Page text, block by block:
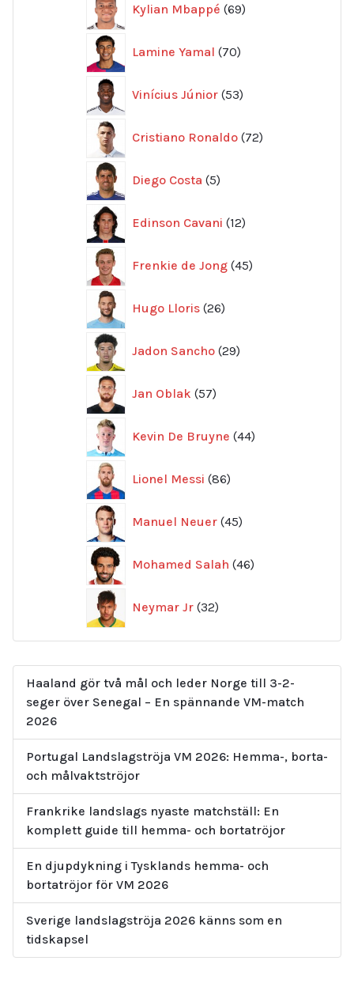
Kylian Mbappé 69
produkter
Lamine Yamal 70
produkter
Vinícius Júnior 53
produkter
Cristiano Ronaldo 72
produkter
Diego Costa 5
produkter
Edinson Cavani 12
produkter
Frenkie de Jong 45
produkter
Hugo Lloris 26
produkter
Jadon Sancho 29
produkter
Jan Oblak 57
produkter
Kevin De Bruyne 44
produkter
Lionel Messi 86
produkter
Manuel Neuer 45
produkter
Mohamed Salah 46
produkter
Neymar Jr 32
produkter
Haaland gör två mål och leder Norge till 3-2-
seger över Senegal – En spännande VM-match
2026
Portugal Landslagströja VM 2026: Hemma-, borta-
och målvaktströjor
Frankrike landslags nyaste matchställ: En
komplett guide till hemma- och bortatröjor
En djupdykning i Tysklands hemma- och
bortatröjor för VM 2026
Sverige landslagströja 2026 känns som en
tidskapsel